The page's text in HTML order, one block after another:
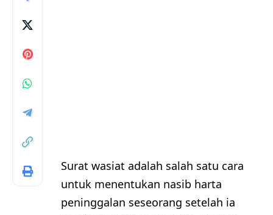
Surat wasiat adalah salah satu cara
untuk menentukan nasib harta
peninggalan seseorang setelah ia